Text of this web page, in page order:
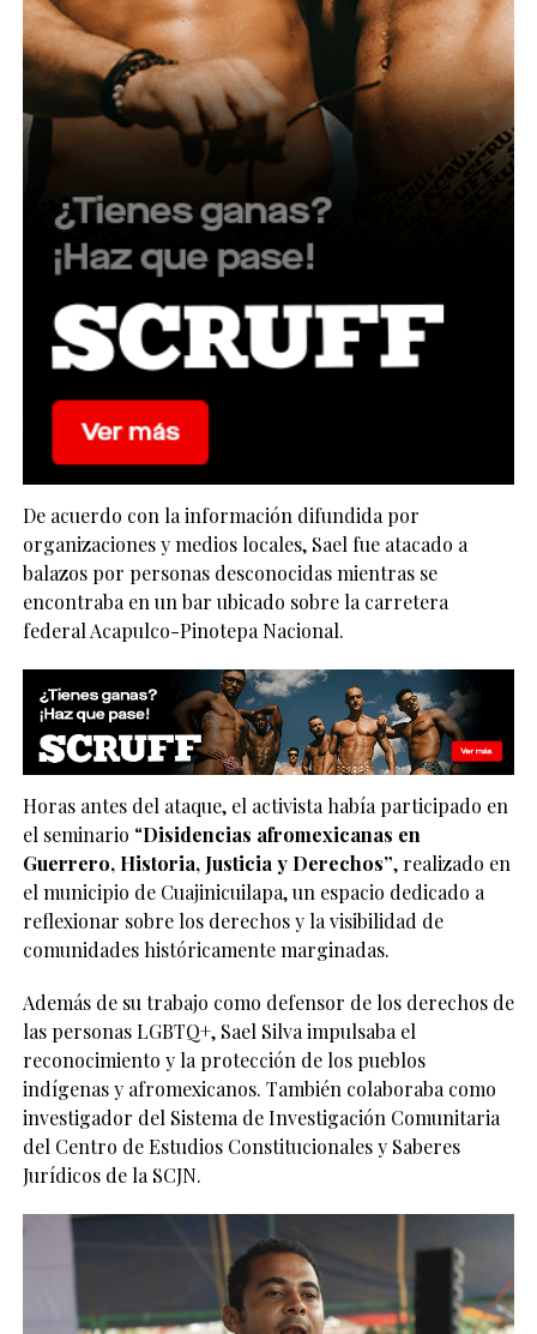
De acuerdo con la información difundida por
organizaciones y medios locales, Sael fue atacado a
balazos por personas desconocidas mientras se
encontraba en un bar ubicado sobre la carretera
federal Acapulco-Pinotepa Nacional.
Horas antes del ataque, el activista había participado en
el seminario “Disidencias afromexicanas en
Guerrero, Historia, Justicia y Derechos”, realizado en
el municipio de Cuajinicuilapa, un espacio dedicado a
reflexionar sobre los derechos y la visibilidad de
comunidades históricamente marginadas.
Además de su trabajo como defensor de los derechos de
las personas LGBTQ+, Sael Silva impulsaba el
reconocimiento y la protección de los pueblos
indígenas y afromexicanos. También colaboraba como
investigador del Sistema de Investigación Comunitaria
del Centro de Estudios Constitucionales y Saberes
Jurídicos de la SCJN.